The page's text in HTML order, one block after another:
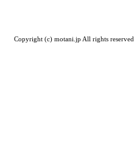
Copyright (c) motani.jp All rights reserved.